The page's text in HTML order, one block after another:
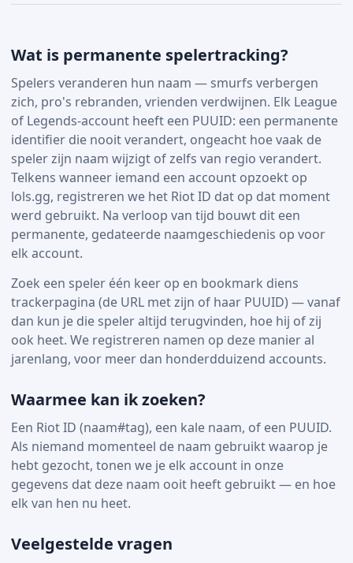
Wat is permanente spelertracking?
Spelers veranderen hun naam — smurfs verbergen
zich, pro's rebranden, vrienden verdwijnen. Elk League
of Legends-account heeft een PUUID: een permanente
identifier die nooit verandert, ongeacht hoe vaak de
speler zijn naam wijzigt of zelfs van regio verandert.
Telkens wanneer iemand een account opzoekt op
lols.gg, registreren we het Riot ID dat op dat moment
werd gebruikt. Na verloop van tijd bouwt dit een
permanente, gedateerde naamgeschiedenis op voor
elk account.
Zoek een speler één keer op en bookmark diens
trackerpagina (de URL met zijn of haar PUUID) — vanaf
dan kun je die speler altijd terugvinden, hoe hij of zij
ook heet. We registreren namen op deze manier al
jarenlang, voor meer dan honderdduizend accounts.
Waarmee kan ik zoeken?
Een Riot ID (naam#tag), een kale naam, of een PUUID.
Als niemand momenteel de naam gebruikt waarop je
hebt gezocht, tonen we je elk account in onze
gegevens dat deze naam ooit heeft gebruikt — en hoe
elk van hen nu heet.
Veelgestelde vragen